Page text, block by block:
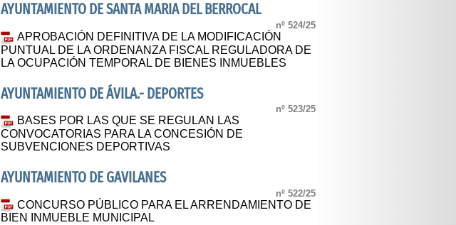
AYUNTAMIENTO DE SANTA MARIA DEL BERROCAL
nº 524/25
APROBACIÓN DEFINITIVA DE LA MODIFICACIÓN
PUNTUAL DE LA ORDENANZA FISCAL REGULADORA DE
LA OCUPACIÓN TEMPORAL DE BIENES INMUEBLES
AYUNTAMIENTO DE ÁVILA.- DEPORTES
nº 523/25
BASES POR LAS QUE SE REGULAN LAS
CONVOCATORIAS PARA LA CONCESIÓN DE
SUBVENCIONES DEPORTIVAS
AYUNTAMIENTO DE GAVILANES
nº 522/25
CONCURSO PÚBLICO PARA EL ARRENDAMIENTO DE
BIEN INMUEBLE MUNICIPAL